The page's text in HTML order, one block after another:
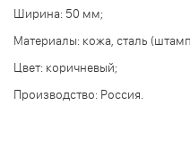
Ширина: 50 мм;
Материалы: кожа, сталь
Цвет: коричневый;
Производство: Россия.